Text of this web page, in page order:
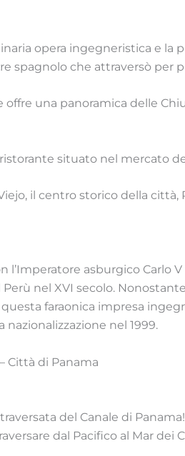
opera ingegneristica e la
spagnolo che attraversò per
una panoramica delle
situato nel mercato
il centro storico della città,
l’Imperatore asburgico Carlo
nel XVI secolo.
faraonica impresa
nel 1999.
Città di Panama
del Canale di
dal Pacifico al Mar dei